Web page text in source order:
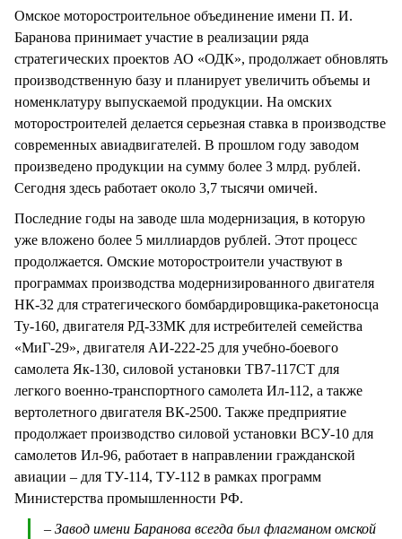
Омское моторостроительное объединение имени П. И.
Баранова принимает участие в реализации ряда
стратегических проектов АО «ОДК», продолжает обновлять
производственную базу и планирует увеличить объемы и
номенклатуру выпускаемой продукции. На омских
моторостроителей делается серьезная ставка в производстве
современных авиадвигателей. В прошлом году заводом
произведено продукции на сумму более 3 млрд. рублей.
Сегодня здесь работает около 3,7 тысячи омичей.
Последние годы на заводе шла модернизация, в которую
уже вложено более 5 миллиардов рублей. Этот процесс
продолжается. Омские моторостроители участвуют в
программах производства модернизированного двигателя
НК-32 для стратегического бомбардировщика-ракетоносца
Ту-160, двигателя РД-33МК для истребителей семейства
«МиГ-29», двигателя АИ-222-25 для учебно-боевого
самолета Як-130, силовой установки ТВ7-117СТ для
легкого военно-транспортного самолета Ил-112, а также
вертолетного двигателя ВК-2500. Также предприятие
продолжает производство силовой установки ВСУ-10 для
самолетов Ил-96, работает в направлении гражданской
авиации – для ТУ-114, ТУ-112 в рамках программ
Министерства промышленности РФ.
– Завод имени Баранова всегда был флагманом омской